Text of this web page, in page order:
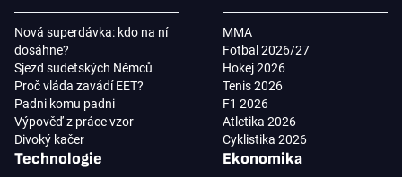
Nová superdávka: kdo na ní
dosáhne?
Sjezd sudetských Němců
Proč vláda zavádí EET?
Padni komu padni
Výpověď z práce vzor
Divoký kačer
MMA
Fotbal 2026/27
Hokej 2026
Tenis 2026
F1 2026
Atletika 2026
Cyklistika 2026
Technologie Ekonomika